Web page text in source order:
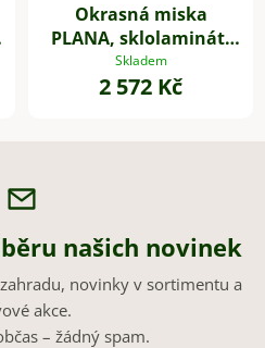
Okrasná miska
PLANA, sklolaminát,
14xØ54 cm, bílá
Skladem
2 572 Kč
našich novinek
novinky v sortimentu a
akce.
– žádný spam.